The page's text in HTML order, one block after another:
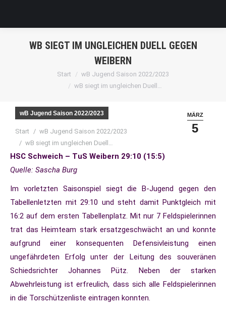
WB SIEGT IM UNGLEICHEN DUELL GEGEN
WEIBERN
Sie befinden sich hier:
Start
wB Jugend Saison 2022/2023
wB siegt im ungleichen Duell…
MÄRZ
5
wB Jugend Saison 2022/2023
Sie befinden sich hier:
Start
wB Jugend Saison 2022/2023
wB siegt im ungleichen Duell…
HSC Schweich – TuS Weibern 29:10 (15:5)
Quelle: Sascha Burg
Im vorletzten Saisonspiel siegt die B-Jugend gegen den
Tabellenletzten mit 29:10 und steht damit Punktgleich mit
16:2 auf dem ersten Tabellenplatz. Mit nur 7 Feldspielerinnen
trat das Heimteam stark ersatzgeschwächt an und konnte
aufgrund einer konsequenten Defensivleistung einen
ungefährdeten Erfolg unter der Leitung des souveränen
Schiedsrichter Johannes Pütz. Neben der starken
Abwehrleistung ist erfreulich, dass sich alle Feldspielerinnen
in die Torschützenliste eintragen konnten.